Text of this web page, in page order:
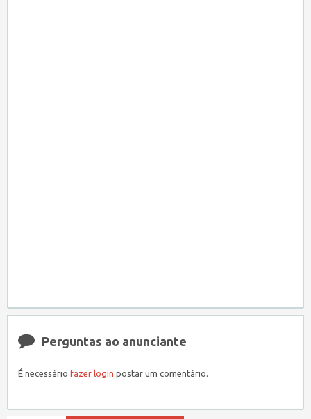
Perguntas ao anunciante
É necessário fazer login postar um comentário.